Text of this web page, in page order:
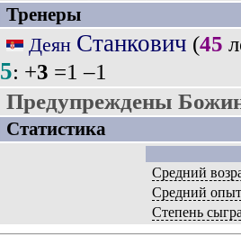
Тренеры
Деян Станкович (45
5: +3 =1 –1
Предупреждены
Статистика
Средний
Средний
Степень